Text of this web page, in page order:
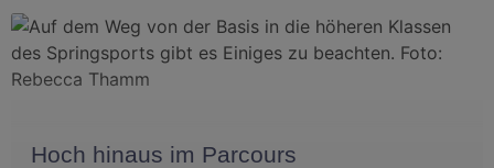
Hoch hinaus im Parcours